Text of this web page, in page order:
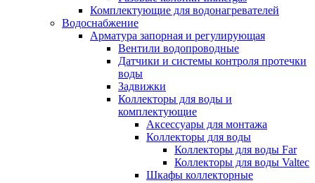
Комплектующие для водонагревателей
Водоснабжение
Арматура запорная и регулирующая
Вентили водопроводные
Датчики и системы контроля протечки
воды
Задвижки
Коллекторы для воды и
комплектующие
Аксессуары для монтажа
Коллекторы для воды
Коллекторы для воды Far
Коллекторы для воды Valtec
Шкафы коллекторные